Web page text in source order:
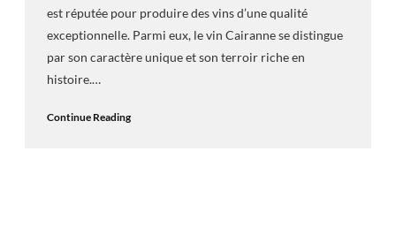
est réputée pour produire des vins d’une qualité
exceptionnelle. Parmi eux, le vin Cairanne se distingue
par son caractère unique et son terroir riche en
histoire.…
Continue Reading